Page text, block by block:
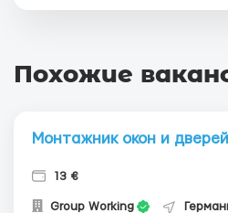
Похожие
Монтажник окон и дверей
13 €
Group Working